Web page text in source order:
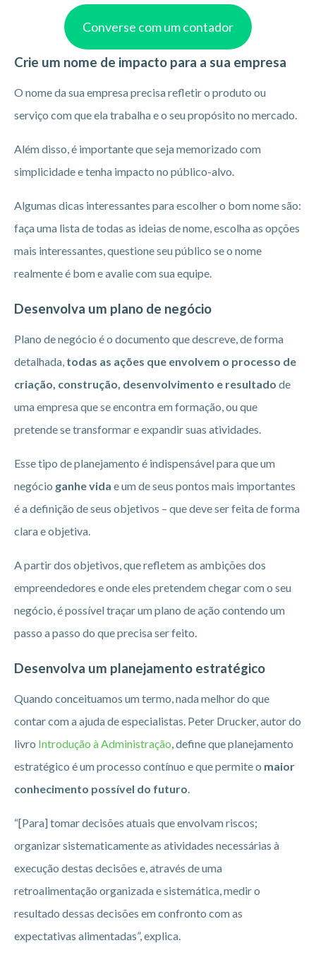
Converse com um contador
Crie um nome de impacto para a sua empresa
O nome da sua empresa precisa refletir o produto ou
serviço com que ela trabalha e o seu propósito no mercado.
Além disso, é importante que seja memorizado com
simplicidade e tenha impacto no público-alvo.
Algumas dicas interessantes para escolher o bom nome são:
faça uma lista de todas as ideias de nome, escolha as opções
mais interessantes, questione seu público se o nome
realmente é bom e avalie com sua equipe.
Desenvolva um plano de negócio
Plano de negócio é o documento que descreve, de forma
detalhada, todas as ações que envolvem o processo de
criação, construção, desenvolvimento e resultado de
uma empresa que se encontra em formação, ou que
pretende se transformar e expandir suas atividades.
Esse tipo de planejamento é indispensável para que um
negócio ganhe vida e um de seus pontos mais importantes
é a definição de seus objetivos – que deve ser feita de forma
clara e objetiva.
A partir dos objetivos, que refletem as ambições dos
empreendedores e onde eles pretendem chegar com o seu
negócio, é possível traçar um plano de ação contendo um
passo a passo do que precisa ser feito.
Desenvolva um planejamento estratégico
Quando conceituamos um termo, nada melhor do que
contar com a ajuda de especialistas. Peter Drucker, autor do
livro Introdução à Administração , define que planejamento
estratégico é um processo contínuo e que permite o maior
conhecimento possível do futuro
“[Para] tomar decisões atuais que envolvam riscos;
organizar sistematicamente as atividades necessárias à
execução destas decisões e, através de uma
retroalimentação organizada e sistemática, medir o
resultado dessas decisões em confronto com as
expectativas alimentadas”, explica.